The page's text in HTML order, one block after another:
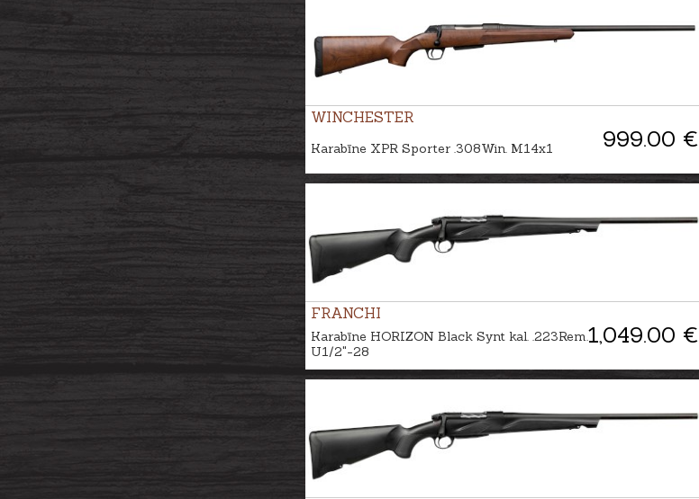
WINCHESTER
999.00 €
Karabīne XPR Sporter .308Win. M14x1
FRANCHI
1,049.00 €
Karabīne HORIZON Black Synt kal. .223Rem.
U1/2"-28